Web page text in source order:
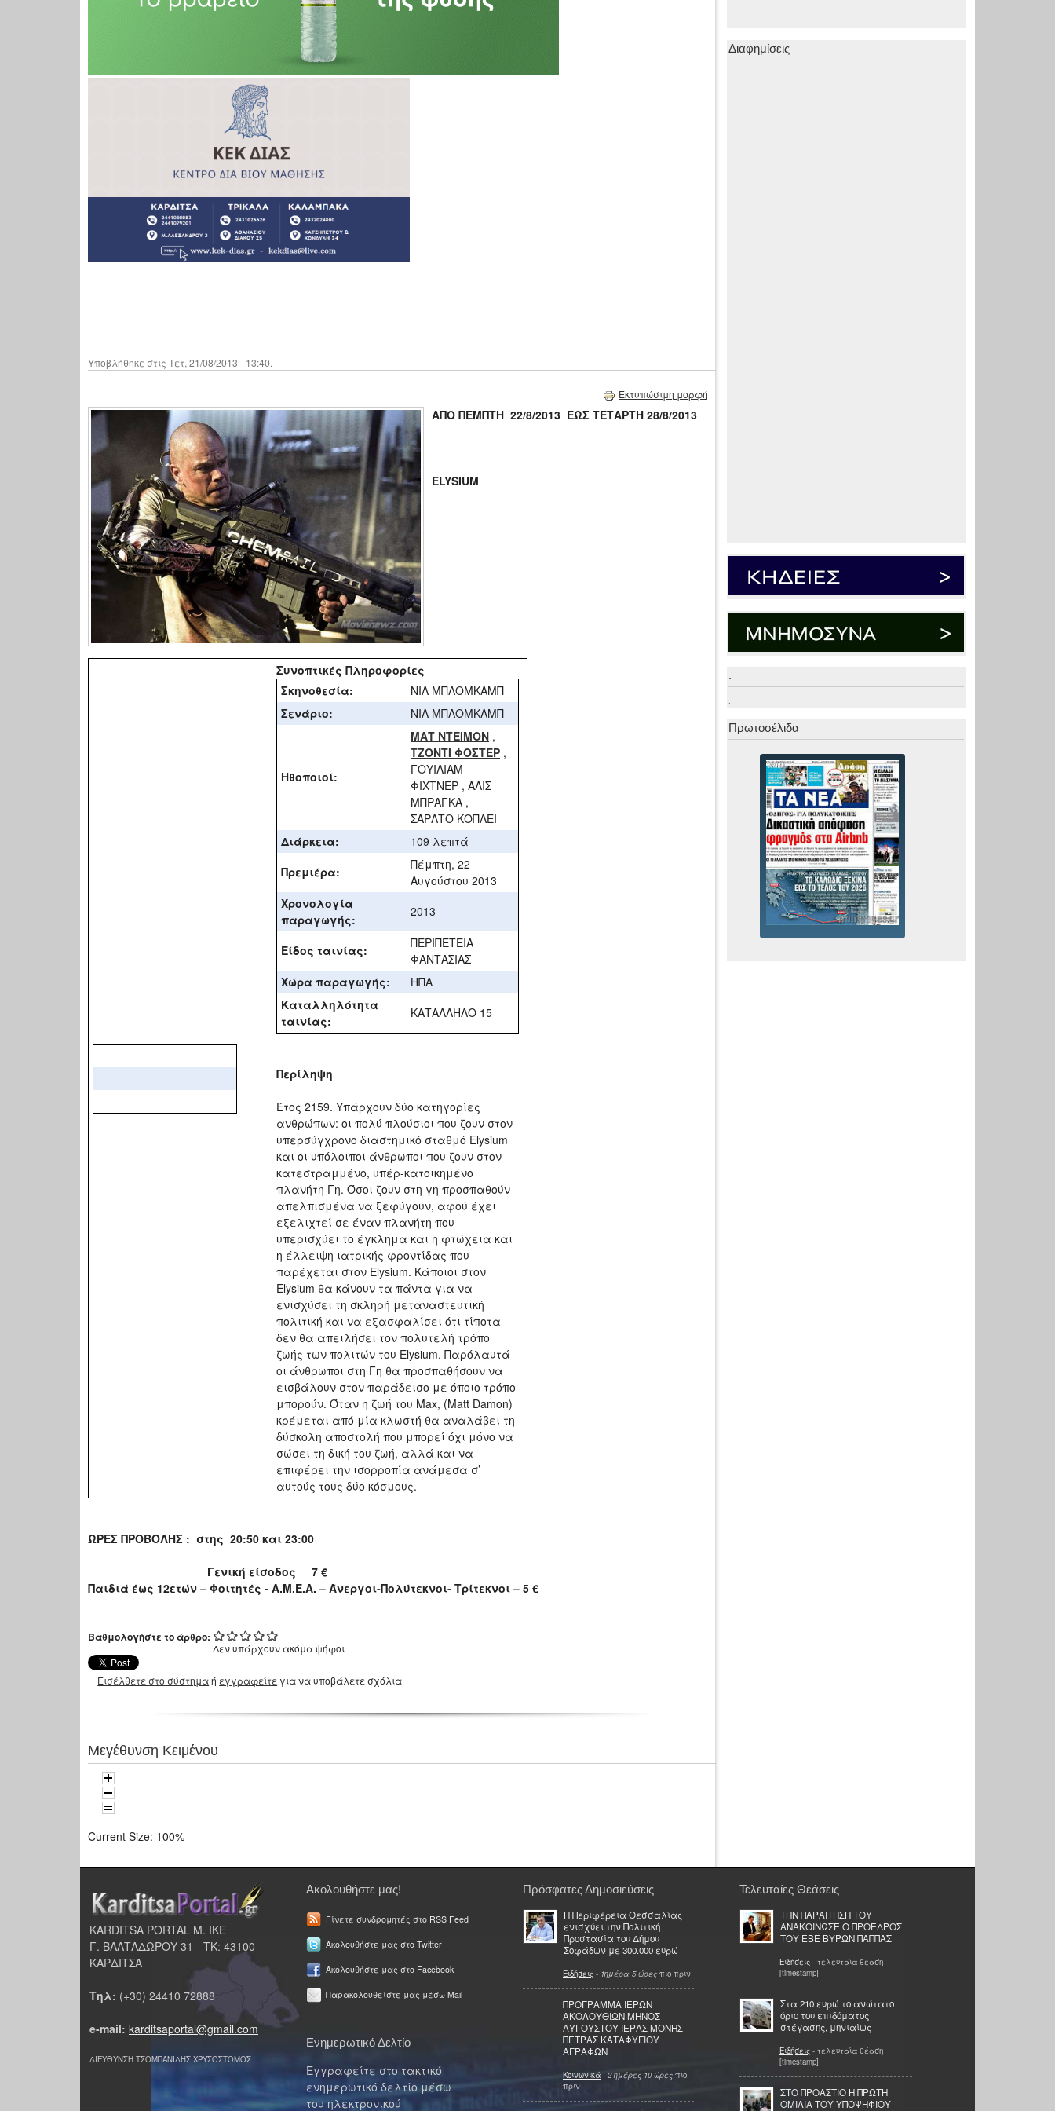
Υποβλήθηκε στις Τετ, 21/08/2013 - 13:40.
Εκτυπώσιμη μορφή
ΑΠΟ ΠΕΜΠΤΗ 22/8/2013 ΕΩΣ ΤΕΤΑΡΤΗ 28/8/2013
ELYSIUM
Συνοπτικές Πληροφορίες
Σκηνοθεσία:
ΝΙΛ ΜΠΛΟΜΚΑΜΠ
Σενάριο:
ΝΙΛ ΜΠΛΟΜΚΑΜΠ
Ηθοποιοί:
ΜΑΤ ΝΤΕΙΜΟΝ ,
ΤΖΟΝΤΙ ΦΟΣΤΕΡ ,
ΓΟΥΙΛΙΑΜ
ΦΙΧΤΝΕΡ , ΑΛΙΣ
ΜΠΡΑΓΚΑ ,
ΣΑΡΛΤΟ ΚΟΠΛΕΙ
Διάρκεια:
109 λεπτά
Πρεμιέρα:
Πέμπτη, 22
Αυγούστου 2013
Χρονολογία
παραγωγής:
2013
Είδος ταινίας:
ΠΕΡΙΠΕΤΕΙΑ
ΦΑΝΤΑΣΙΑΣ
Χώρα παραγωγής:
ΗΠΑ
Καταλληλότητα
ταινίας:
ΚΑΤΑΛΛΗΛΟ 15
Περίληψη
Έτος 2159. Υπάρχουν δύο κατηγορίες
ανθρώπων: οι πολύ πλούσιοι που ζουν στον
υπερσύγχρονο διαστημικό σταθμό Elysium
και οι υπόλοιποι άνθρωποι που ζουν στον
κατεστραμμένο, υπέρ-κατοικημένο
πλανήτη Γη. Όσοι ζουν στη γη προσπαθούν
απελπισμένα να ξεφύγουν, αφού έχει
εξελιχτεί σε έναν πλανήτη που
υπερισχύει το έγκλημα και η φτώχεια και
η έλλειψη ιατρικής φροντίδας που
παρέχεται στον Elysium. Κάποιοι στον
Elysium θα κάνουν τα πάντα για να
ενισχύσει τη σκληρή μεταναστευτική
πολιτική και να εξασφαλίσει ότι τίποτα
δεν θα απειλήσει τον πολυτελή τρόπο
ζωής των πολιτών του Elysium. Παρόλαυτά
οι άνθρωποι στη Γη θα προσπαθήσουν να
εισβάλουν στον παράδεισο με όποιο τρόπο
μπορούν. Όταν η ζωή του Max, (Matt Damon)
κρέμεται από μία κλωστή θα αναλάβει τη
δύσκολη αποστολή που μπορεί όχι μόνο να
σώσει τη δική του ζωή, αλλά και να
επιφέρει την ισορροπία ανάμεσα σ’
αυτούς τους δύο κόσμους.
ΩΡΕΣ ΠΡΟΒΟΛΗΣ : στης 20:50 και 23:00
Γενική είσοδος 7 €
Παιδιά έως 12ετών – Φοιτητές - Α.Μ.Ε.Α. – Άνεργοι-Πολύτεκνοι- Τρίτεκνοι – 5 €
Βαθμολογήστε το άρθρο:
Δεν υπάρχουν ακόμα ψήφοι
Εισέλθετε στο σύστημαή εγγραφείτε για να υποβάλετε σχόλια
Μεγέθυνση Κειμένου
Current Size: 100%
Διαφημίσεις
.
.
Πρωτοσέλιδα
KARDITSA PORTAL Μ. ΙΚΕ
Γ. ΒΑΛΤΑΔΩΡΟΥ 31 - ΤΚ: 43100
ΚΑΡΔΙΤΣΑ
Τηλ: (+30) 24410 72888
e-mail: karditsaportal@gmail.com
ΔΙΕΥΘΥΝΣΗ ΤΣΟΜΠΑΝΙΔΗΣ ΧΡΥΣΟΣΤΟΜΟΣ
Ακολουθήστε μας!
Γίνετε συνδρομητές στο RSS Feed
Ακολουθήστε μας στο Twitter
Ακολουθήστε μας στο Facebook
Παρακολουθείστε μας μέσω Mail
Ενημερωτικό Δελτίο
Εγγραφείτε στο τακτικό
ενημερωτικό δελτίο μέσω
του ηλεκτρονικού
Πρόσφατες Δημοσιεύσεις
Η Περιφέρεια Θεσσαλίας
ενισχύει την Πολιτική
Προστασία του Δήμου
Σοφάδων με 300.000 ευρώ
Ειδήσεις - 1ημέρα 5 ώρες πιο πριν
ΠΡΟΓΡΑΜΜΑ ΙΕΡΩΝ
ΑΚΟΛΟΥΘΙΩΝ ΜΗΝΟΣ
ΑΥΓΟΥΣΤΟΥ ΙΕΡΑΣ ΜΟΝΗΣ
ΠΕΤΡΑΣ ΚΑΤΑΦΥΓΙΟΥ
ΑΓΡΑΦΩΝ
Κοινωνικά - 2 ημέρες 10 ώρες πιο
πριν
Τελευταίες Θεάσεις
ΤΗΝ ΠΑΡΑΙΤΗΣΗ ΤΟΥ
ΑΝΑΚΟΙΝΩΣΕ Ο ΠΡΟΕΔΡΟΣ
ΤΟΥ ΕΒΕ ΒΥΡΩΝ ΠΑΠΠΑΣ
Ειδήσεις - τελευταία θέαση
[timestamp]
Στα 210 ευρώ το ανώτατο
όριο του επιδόματος
στέγασης, μηνιαίως
Ειδήσεις - τελευταία θέαση
[timestamp]
ΣΤΟ ΠΡΟΑΣΤΙΟ Η ΠΡΩΤΗ
ΟΜΙΛΙΑ ΤΟΥ ΥΠΟΨΗΦΙΟΥ